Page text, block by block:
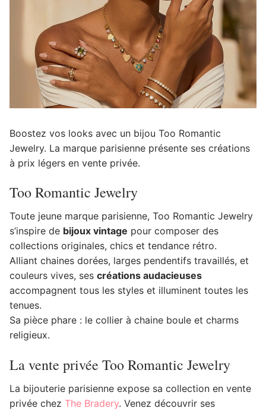
Boostez vos looks avec un bijou Too Romantic
Jewelry. La marque parisienne présente ses créations
à prix légers en vente privée.
Too Romantic Jewelry
Toute jeune marque parisienne, Too Romantic Jewelry
s’inspire de bijoux vintage pour composer des
collections originales, chics et tendance rétro.
Alliant chaines dorées, larges pendentifs travaillés, et
couleurs vives, ses créations audacieuses
accompagnent tous les styles et illuminent toutes les
tenues.
Sa pièce phare : le collier à chaine boule et charms
religieux.
La vente privée Too Romantic Jewelry
La bijouterie parisienne expose sa collection en vente
privée chez The Bradery. Venez découvrir ses